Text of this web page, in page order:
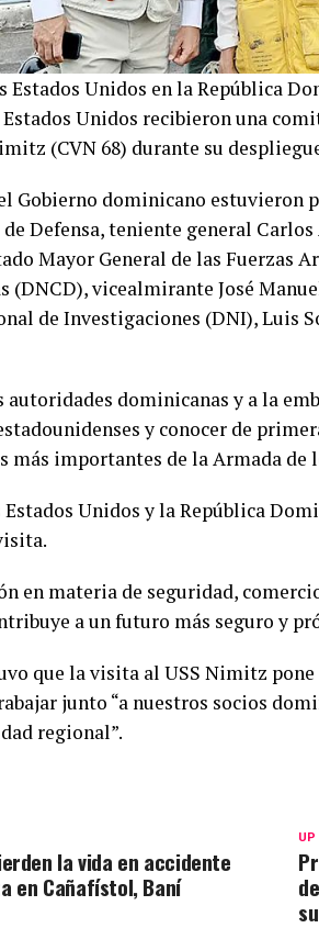
Estados Unidos en la República
Unidos recibieron una
(CVN 68) durante su
Gobierno dominicano estuvieron
Defensa, teniente general
Mayor General de las Fuerzas
(DNCD), vicealmirante José
de Investigaciones (DNI), Luis
dominicanas y a la
y conocer de
más importantes de la Armada de
Unidos y la República
en materia de seguridad,
a un futuro más seguro y
que la visita al USS Nimitz
junto “a nuestros socios
regional”.
UP
la vida en accidente
en Cañafístol, Baní